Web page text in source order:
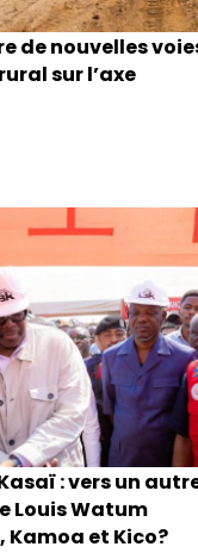
de nouvelles
sur l’axe
:‎ vers un
Louis Watum
Kamoa et Kico?